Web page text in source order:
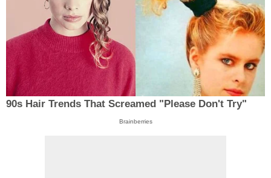
90s Hair Trends That Screamed "Please Don't Try"
Brainberries